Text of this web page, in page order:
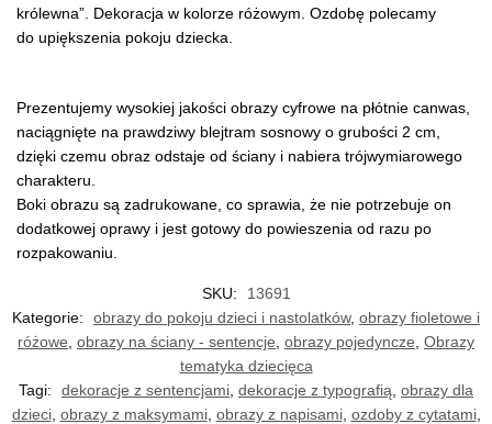
królewna”. Dekoracja w kolorze różowym. Ozdobę polecamy
do upiększenia pokoju dziecka.
Prezentujemy wysokiej jakości obrazy cyfrowe na płótnie canwas,
naciągnięte na prawdziwy blejtram sosnowy o grubości 2 cm,
dzięki czemu obraz odstaje od ściany i nabiera trójwymiarowego
charakteru.
Boki obrazu są zadrukowane, co sprawia, że nie potrzebuje on
dodatkowej oprawy i jest gotowy do powieszenia od razu po
rozpakowaniu.
SKU:
13691
Kategorie:
obrazy do pokoju dzieci i nastolatków, obrazy fioletowe i
różowe obrazy na ściany - sentencje obrazy pojedyncze Obrazy
tematyka dziecięca
Tagi:
dekoracje z sentencjami dekoracje z typografią obrazy dla
dzieci, obrazy z maksymami, obrazy z napisami, ozdoby z cytatami,